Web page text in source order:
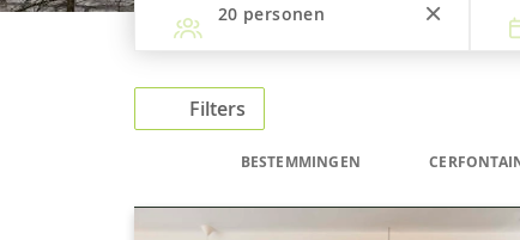
20 personen
Filters
BESTEMMINGEN